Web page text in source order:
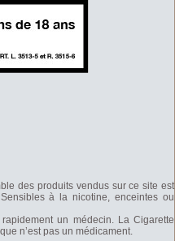
des produits vendus sur ce site est
à la nicotine, enceintes ou
un médecin. La Cigarette
n’est pas un médicament.